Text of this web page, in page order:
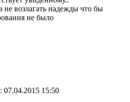
не возлагать надежды что бы
не было
07.04.2015 15:50